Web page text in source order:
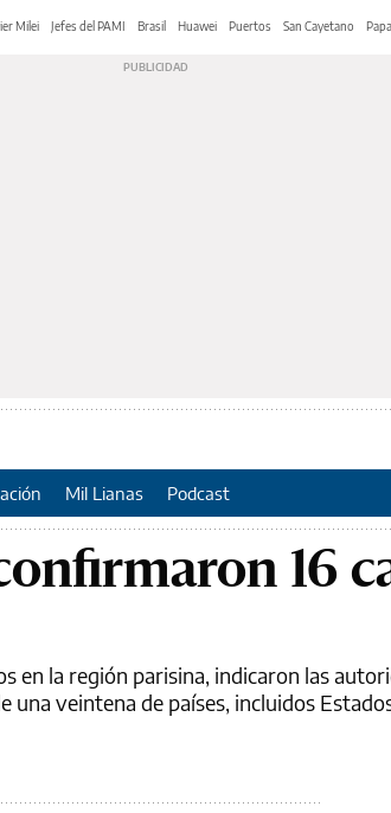
Milei Jefes del PAMI Brasil Huawei Puertos San Cayetano
Mil Lianas Podcast
16
en la región parisina, indicaron las
una veintena de países, incluidos